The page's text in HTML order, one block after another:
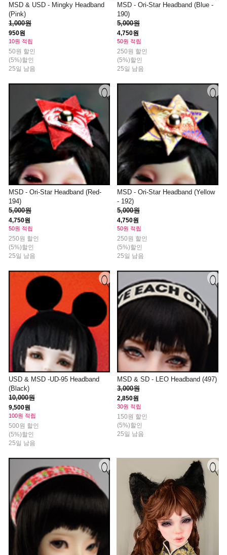
MSD & USD - Mingky Headband
(Pink)
1,000원
950원
10원 적립
50원 할인
(5%)할인
25일 남음
MSD - Ori-Star Headband (Blue -
190)
5,000원
4,750원
50원 적립
250원 할인
(5%)할인
25일 남음
MSD - Ori-Star Headband (Red-
194)
5,000원
4,750원
50원 적립
250원 할인
(5%)할인
25일 남음
MSD - Ori-Star Headband (Yellow
- 192)
5,000원
4,750원
50원 적립
250원 할인
(5%)할인
25일 남음
USD & MSD -UD-95 Headband
(Black)
10,000원
9,500원
100원 적립
500원 할인
(5%)할인
25일 남음
MSD & SD - LEO Headband (497)
3,000원
2,850원
30원 적립
150원 할인
(5%)할인
25일 남음